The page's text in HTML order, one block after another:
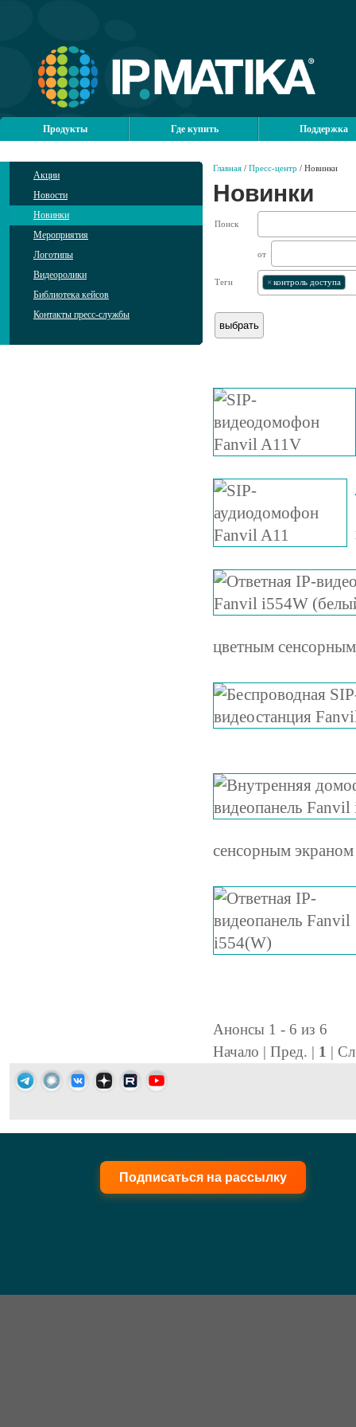
Продукты Где купить Поддержка
Акции
Новости
Новинки
Мероприятия
Логотипы
Видеоролики
Библиотека кейсов
Контакты пресс-службы
Главная / Пресс-центр / Новинки
Новинки
Поиск
от
Теги × контроль доступа
цветным
сенсорным
Анонсы 1 - 6 из 6
Начало | Пред. | 1 |
Подписаться на рассылку